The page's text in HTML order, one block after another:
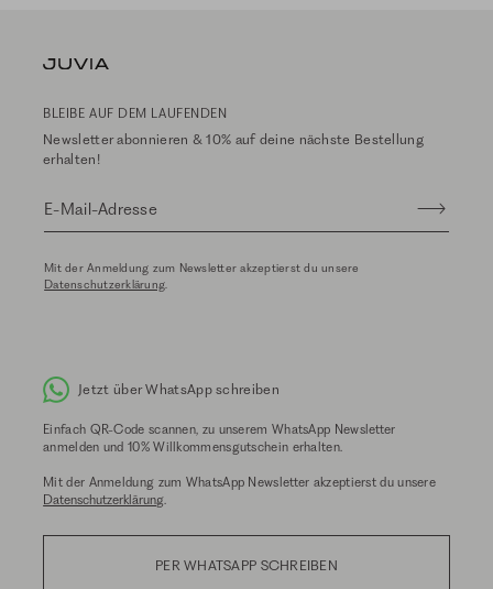
BLEIBE AUF DEM LAUFENDEN
Newsletter abonnieren & 10% auf deine nächste Bestellung
erhalten!
E-Mail-Adresse
Mit der Anmeldung zum Newsletter akzeptierst du unsere
Datenschutzerklärung.
Jetzt über WhatsApp schreiben
Einfach QR-Code scannen, zu unserem WhatsApp Newsletter
anmelden und 10% Willkommensgutschein erhalten.
Mit der Anmeldung zum WhatsApp Newsletter akzeptierst du unsere
Datenschutzerklärung
PER WHATSAPP SCHREIBEN